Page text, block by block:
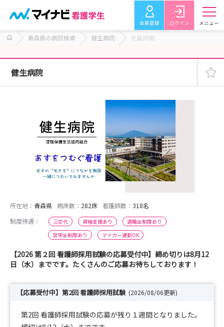
会員登録 ログイン メニュー
青森県の病院検索 健生病院 先輩詳細
健生病院
所在地： 青森県 病床数： 282床 看護師数： 318名
制度待遇：
三交代 資格支援あり
退職金制度あり
奨学金制度あり
マイカー通勤OK
【2026 第２回 看護師採用試験の応募受付中】締め切りは8月12
日（水）までです。たくさんのご応募お待ちしております！
【応募受付中】第2回 看護師採用試験 (2026/08/06更新)
第2回 看護師採用試験の応募が残り１週間となりました。